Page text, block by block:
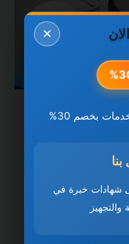
0501270935 ضمان مدى
✕
بخصم 30%
خبرة في
والتجهيز